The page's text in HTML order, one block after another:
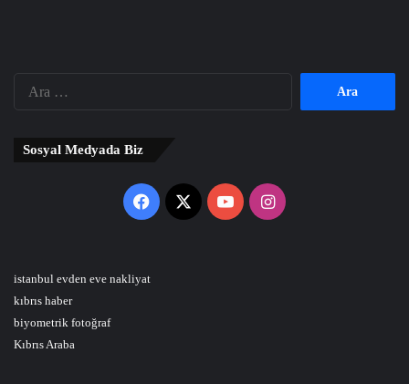
Sosyal Medyada Biz
Facebook
X YouTubeInstagram
istanbul evden eve nakliyat
kıbrıs haber
biyometrik fotoğraf
Kıbrıs Araba